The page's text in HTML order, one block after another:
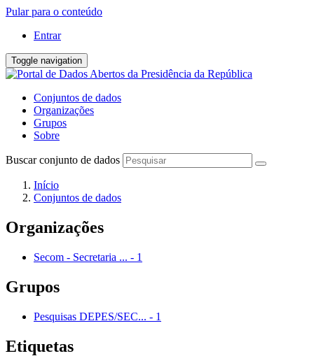
Pular para o conteúdo
Entrar
Toggle navigation
Conjuntos de dados
Organizações
Grupos
Sobre
Buscar conjunto de dados
Início
Conjuntos de dados
Organizações
Secom - Secretaria ... - 1
Grupos
Pesquisas DEPES/SEC... - 1
Etiquetas